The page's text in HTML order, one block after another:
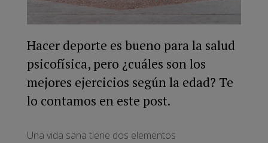
Hacer deporte es bueno para la salud
psicofísica, pero ¿cuáles son los
mejores ejercicios según la edad? Te
lo contamos en este post.
Una vida sana tiene dos elementos